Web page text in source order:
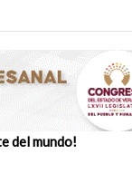
del mundo!